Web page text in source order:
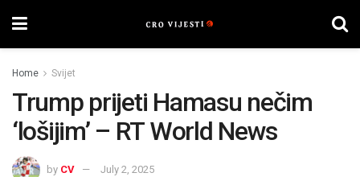
Home Svijet
Trump prijeti Hamasu nečim
‘lošijim’ – RT World News
by CV July 2, 2025